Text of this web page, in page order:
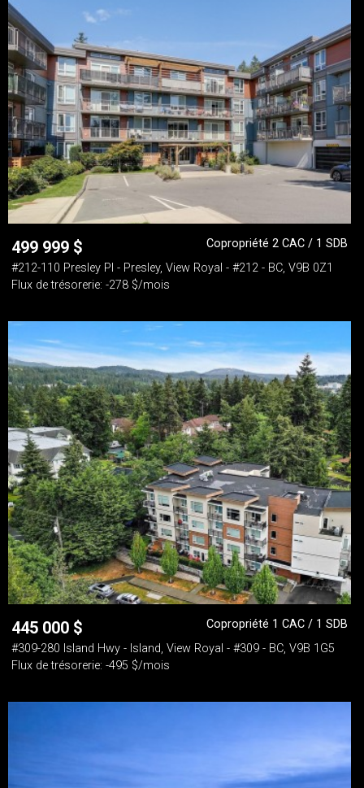
499 999 $
Copropriété 2 CAC / 1 SDB
#212-110 Presley Pl - Presley, View Royal - #212 - BC, V9B 0Z1
Flux de trésorerie: -278 $/mois
445 000 $
Copropriété 1 CAC / 1 SDB
#309-280 Island Hwy - Island, View Royal - #309 - BC, V9B 1G5
Flux de trésorerie: -495 $/mois